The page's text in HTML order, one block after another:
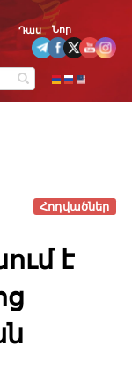
Դաս Նոր
Հոդվածներ
է